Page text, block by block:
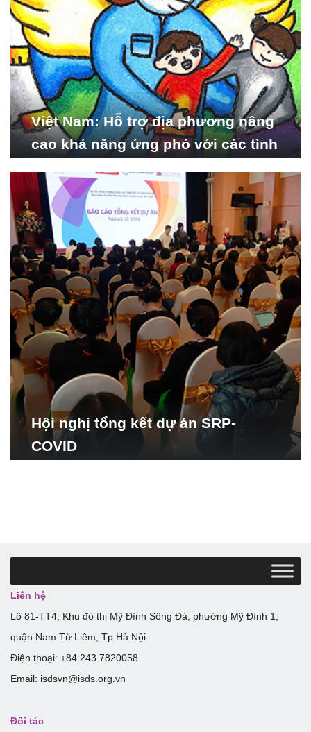
Việt Nam: Hỗ trợ địa phương nâng
cao khả năng ứng phó với các tình
Hội nghị tổng kết dự án SRP-
COVID
Liên hệ
Lô 81-TT4, Khu đô thị Mỹ Đình Sông Đà, phường Mỹ Đình 1,
quận Nam Từ Liêm, Tp Hà Nội.
Điện thoại: +84.243.7820058
Email: isdsvn@isds.org.vn
Đối tác